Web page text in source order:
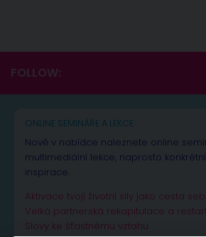
FOLLOW:
ONLINE SEMINÁŘE A LEKCE
Nově v nabídce naleznete online
multimediální lekce, naprosto
inspirace.
Aktivace tvojí životní síly jako cesta
Velká partnerská rekapitulace a
Slovy ke šťastnému vztahu